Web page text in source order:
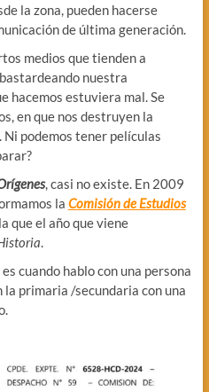
la zona, pueden hacerse
de última generación.
medios que tienden a
nuestra
hacemos estuviera mal. Se
en que nos destruyen la
podemos tener películas
, casi no existe. En 2009
la Comisión de Estudios
que el año que viene
.
cuando hablo con una persona
primaria /secundaria con una